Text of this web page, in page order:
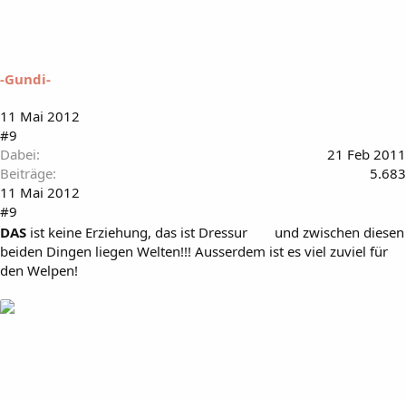
-Gundi-
11 Mai 2012
#9
Dabei
21 Feb 2011
Beiträge
5.683
11 Mai 2012
#9
DAS ist keine Erziehung, das ist Dressur
und zwischen diesen
beiden Dingen liegen Welten!!! Ausserdem ist es viel zuviel für
den Welpen!